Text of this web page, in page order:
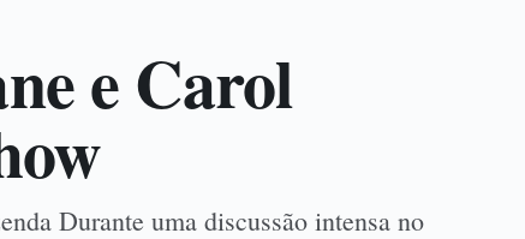
e Carol
Durante uma discussão intensa no